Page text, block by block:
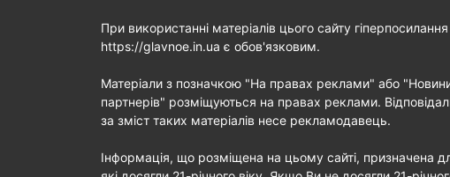
При використанні матеріалів цього сайту
https://glavnoe.in.ua є обов'язковим.
Матеріали з позначкою "На правах реклами" або
партнерів" розміщуються на правах реклами.
за зміст таких матеріалів несе рекламодавець.
Інформація, що розміщена на цьому сайті, призначена